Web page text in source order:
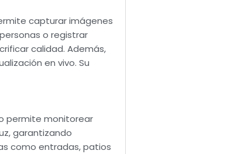
capturar imágenes
o registrar
calidad. Además,
en vivo. Su
permite monitorear
garantizando
como entradas, patios